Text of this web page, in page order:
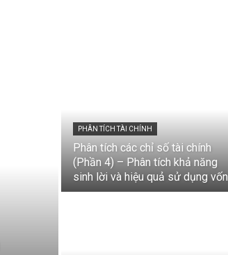
PHÂN TÍCH TÀI CHÍNH
Phân tích các chỉ số tài chính
(Phần 4) – Phân tích khả năng
sinh lời và hiệu quả sử dụng vốn